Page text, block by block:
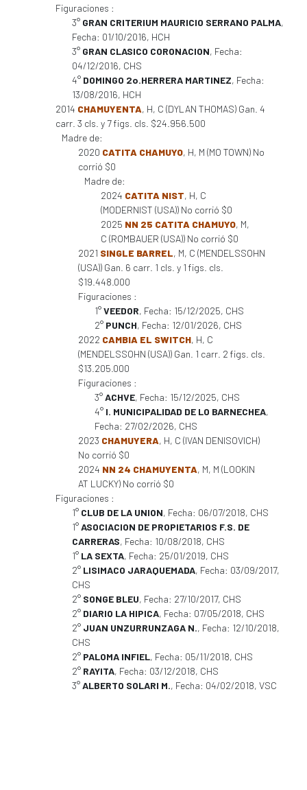
Figuraciones :
3° GRAN CRITERIUM MAURICIO SERRANO PALMA,
Fecha: 01/10/2016, HCH
3° GRAN CLASICO CORONACION, Fecha:
04/12/2016, CHS
4° DOMINGO 2o.HERRERA MARTINEZ, Fecha:
13/08/2016, HCH
2014 CHAMUYENTA, H, C (DYLAN THOMAS) Gan. 4
carr. 3 cls. y 7 figs. cls. $24.956.500
Madre de:
2020 CATITA CHAMUYO, H, M (MO TOWN) No
corrió $0
Madre de:
2024 CATITA NIST, H, C
(MODERNIST (USA)) No corrió $0
2025 NN 25 CATITA CHAMUYO, M,
C (ROMBAUER (USA)) No corrió $0
2021 SINGLE BARREL, M, C (MENDELSSOHN
(USA)) Gan. 6 carr. 1 cls. y 1 figs. cls.
$19.448.000
Figuraciones :
1°VEEDOR, Fecha: 15/12/2025, CHS
2° PUNCH, Fecha: 12/01/2026, CHS
2022 CAMBIA EL SWITCH, H, C
(MENDELSSOHN (USA)) Gan. 1 carr. 2 figs. cls.
$13.205.000
Figuraciones :
3°ACHVE, Fecha: 15/12/2025, CHS
4° I. MUNICIPALIDAD DE LO BARNECHEA,
Fecha: 27/02/2026, CHS
2023 CHAMUYERA, H, C (IVAN DENISOVICH)
No corrió $0
2024 NN 24 CHAMUYENTA, M, M (LOOKIN
AT LUCKY) No corrió $0
Figuraciones :
1° CLUB DE LA UNION, Fecha: 06/07/2018, CHS
1°ASOCIACION DE PROPIETARIOS F.S. DE
CARRERAS, Fecha: 10/08/2018, CHS
1° LA SEXTA, Fecha: 25/01/2019, CHS
2° LISIMACO JARAQUEMADA, Fecha: 03/09/2017,
CHS
2° SONGE BLEU, Fecha: 27/10/2017, CHS
2° DIARIO LA HIPICA, Fecha: 07/05/2018, CHS
2° JUAN UNZURRUNZAGA N., Fecha: 12/10/2018,
CHS
2° PALOMA INFIEL, Fecha: 05/11/2018, CHS
2° RAYITA, Fecha: 03/12/2018, CHS
3°ALBERTO SOLARI M., Fecha: 04/02/2018, VSC